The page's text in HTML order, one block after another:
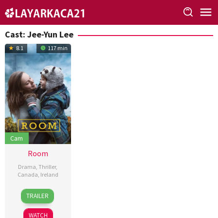
to
content
Cast: Jee-Yun Lee
8.1 117 min
Cam
Room
Drama ,Thriller,
Canada Ireland
16
Oct
2015
Lenny
Abrahamson
TRAILER
WATCH